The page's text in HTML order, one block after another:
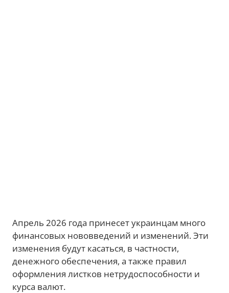
Апрель 2026 года принесет украинцам много
финансовых нововведений и изменений. Эти
изменения будут касаться, в частности,
денежного обеспечения, а также правил
оформления листков нетрудоспособности и
курса валют.